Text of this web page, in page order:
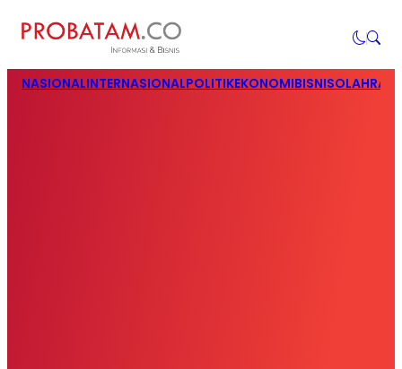
NASIONALINTERNASIONALPOLITIKEKONOMIBISNIS